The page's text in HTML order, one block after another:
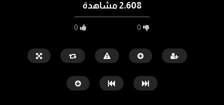
2٬608 مشاهدة
0 0